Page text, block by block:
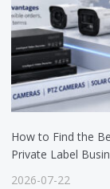
How to Find the
Private Label
2026-07-22